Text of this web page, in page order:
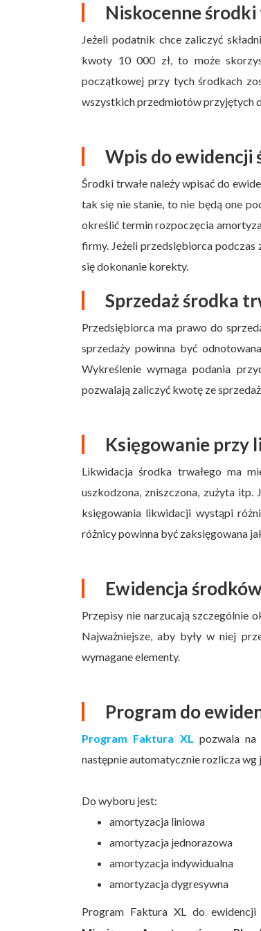
Niskocenne środki
Jeżeli podatnik chce zaliczyć
kwoty 10 000 zł, to może
początkowej przy tych środkach
wszystkich przedmiotów przyjętych
Wpis do ewidencji
Środki trwałe należy wpisać do
tak się nie stanie, to nie będą one
określić termin rozpoczęcia
firmy. Jeżeli przedsiębiorca podczas
się dokonanie korekty.
Sprzedaż środka
Przedsiębiorca ma prawo do
sprzedaży powinna być
Wykreślenie wymaga podania
pozwalają zaliczyć kwotę ze
Księgowanie przy
Likwidacja środka trwałego ma
uszkodzona, zniszczona, zużyta
księgowania likwidacji wystąpi
różnicy powinna być zaksięgowana
Ewidencja
Przepisy nie narzucają szczególnie
Najważniejsze, aby były w niej
wymagane elementy.
Program do
Program Faktura XL pozwala
następnie automatycznie rozlicza
Do wyboru jest:
amortyzacja liniowa
amortyzacja jednorazowa
amortyzacja indywidualna
amortyzacja dygresywna
Program Faktura XL do